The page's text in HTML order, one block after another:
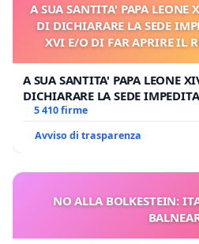
A SUA SANTITA' PAPA LEONE
DI DICHIARARE LA SEDE
XVI E/O DI FAR APRIRE IL
A SUA SANTITA' PAPA LEONE
DICHIARARE LA SEDE
E/O DI FAR APRIRE IL RELATIVO
5 410 firme
Avviso di trasparenza
NO ALLA BOLKESTEIN: